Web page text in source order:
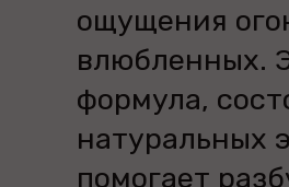
ощущения
влюбленных.
формула,
натуральных
помогает